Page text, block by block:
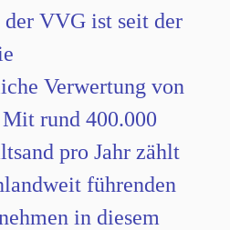
der VVG ist seit der
Verwertung von
rund 400.000
pro Jahr zählt
führenden
in diesem